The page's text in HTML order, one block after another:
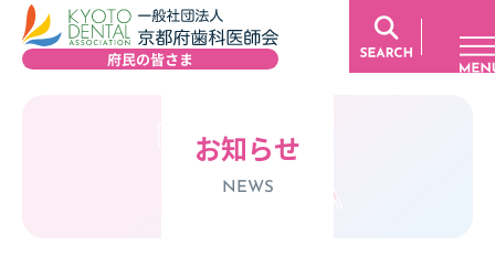
お知らせ
NEWS